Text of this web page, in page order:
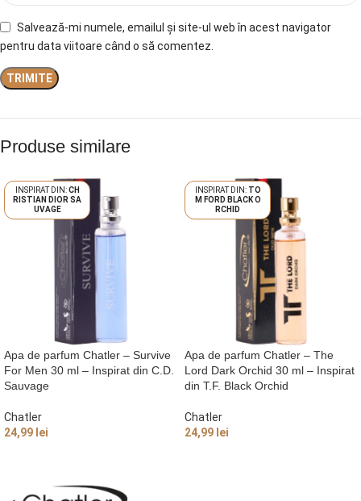
Salvează-mi numele, emailul și site-ul web în acest navigator
pentru data viitoare când o să comentez.
Produse similare
CH
RISTIAN DIOR SA
UVAGE
Apa de parfum Chatler – Survive
For Men 30 ml – Inspirat din C.D.
Sauvage
Chatler
24,99 lei
TO
M FORD BLACK O
RCHID
Apa de parfum Chatler – The
Lord Dark Orchid 30 ml – Inspirat
din T.F. Black Orchid
Chatler
24,99 lei